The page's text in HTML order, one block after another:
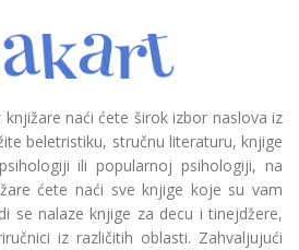
naći ćete širok izbor naslova iz
beletristiku, stručnu literaturu, knjige
ili popularnoj psihologiji, na
ćete naći sve knjige koje su vam
se nalaze knjige za decu i tinejdžere,
iz različitih oblasti. Zahvaljujući